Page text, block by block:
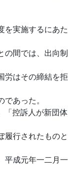
を実施するにあた
の間では、出向制
労はその締結を拒
あった。
「控訴人が新団体
履行されたものと
平成元年一二月一